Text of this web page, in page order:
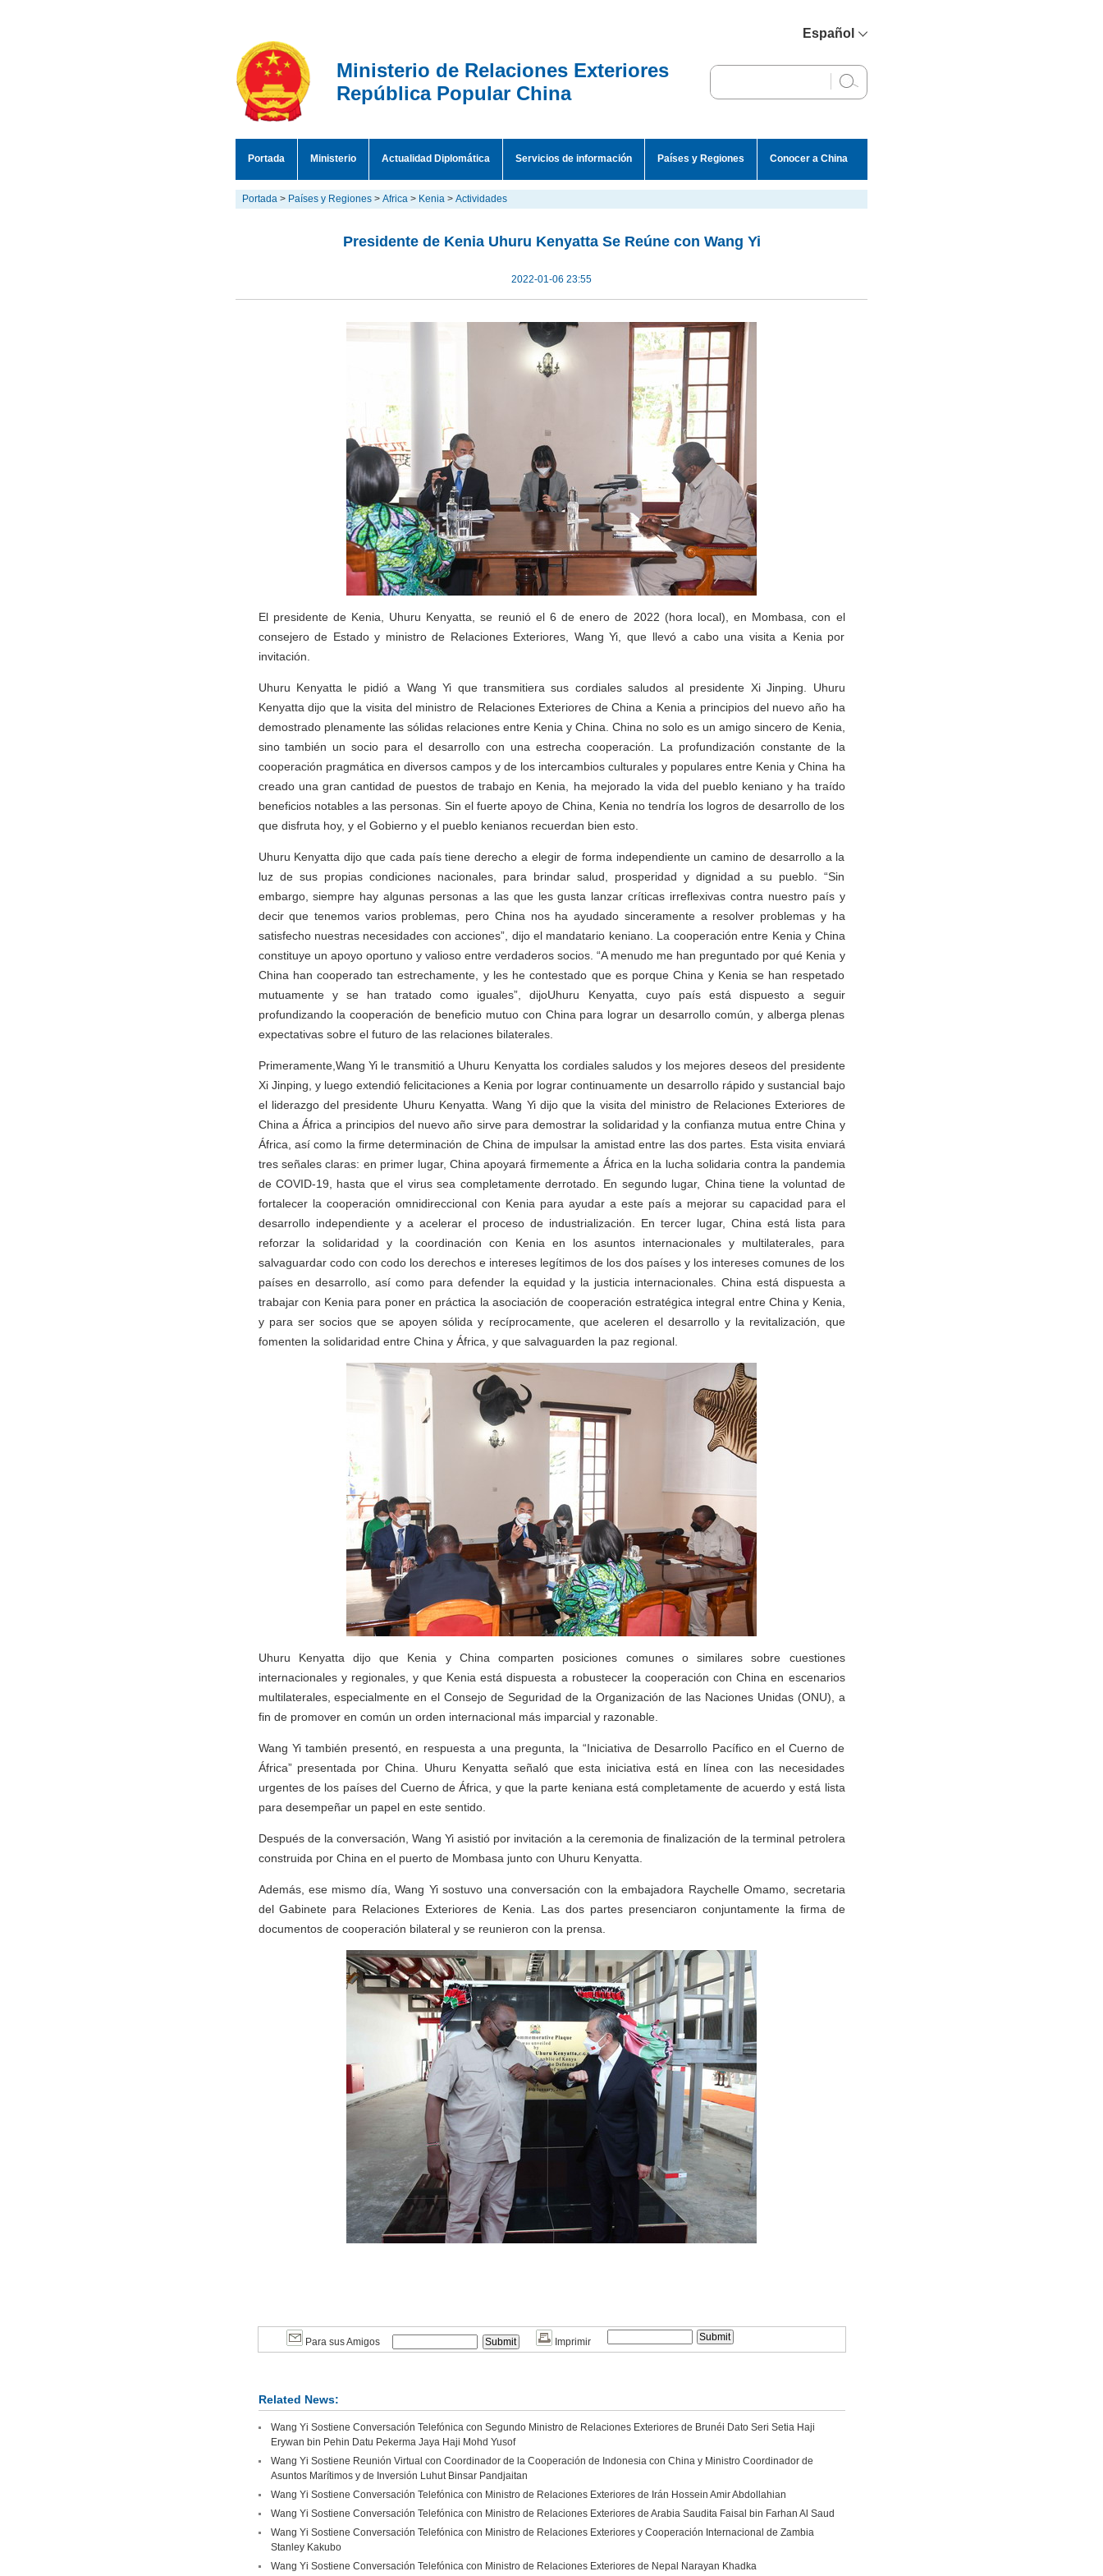
Español
English
Ministerio de Relaciones Exteriores
República Popular China
Portada Ministerio Actualidad Diplomática Servicios de información Países y Regiones Conocer a China
Portada > Países y Regiones > Africa > Kenia > Actividades
Presidente de Kenia Uhuru Kenyatta Se Reúne con Wang Yi
2022-01-06 23:55
El presidente de Kenia, Uhuru Kenyatta, se reunió el 6 de enero de 2022 (hora local), en Mombasa, con el
consejero de Estado y ministro de Relaciones Exteriores, Wang Yi, que llevó a cabo una visita a Kenia por
invitación.
Uhuru Kenyatta le pidió a Wang Yi que transmitiera sus cordiales saludos al presidente Xi Jinping. Uhuru
Kenyatta dijo que la visita del ministro de Relaciones Exteriores de China a Kenia a principios del nuevo año ha
demostrado plenamente las sólidas relaciones entre Kenia y China. China no solo es un amigo sincero de Kenia,
sino también un socio para el desarrollo con una estrecha cooperación. La profundización constante de la
cooperación pragmática en diversos campos y de los intercambios culturales y populares entre Kenia y China ha
creado una gran cantidad de puestos de trabajo en Kenia, ha mejorado la vida del pueblo keniano y ha traído
beneficios notables a las personas. Sin el fuerte apoyo de China, Kenia no tendría los logros de desarrollo de los
que disfruta hoy, y el Gobierno y el pueblo kenianos recuerdan bien esto.
Uhuru Kenyatta dijo que cada país tiene derecho a elegir de forma independiente un camino de desarrollo a la
luz de sus propias condiciones nacionales, para brindar salud, prosperidad y dignidad a su pueblo. “Sin
embargo, siempre hay algunas personas a las que les gusta lanzar críticas irreflexivas contra nuestro país y
decir que tenemos varios problemas, pero China nos ha ayudado sinceramente a resolver problemas y ha
satisfecho nuestras necesidades con acciones”, dijo el mandatario keniano. La cooperación entre Kenia y China
constituye un apoyo oportuno y valioso entre verdaderos socios. “A menudo me han preguntado por qué Kenia y
China han cooperado tan estrechamente, y les he contestado que es porque China y Kenia se han respetado
mutuamente y se han tratado como iguales”, dijoUhuru Kenyatta, cuyo país está dispuesto a seguir
profundizando la cooperación de beneficio mutuo con China para lograr un desarrollo común, y alberga plenas
expectativas sobre el futuro de las relaciones bilaterales.
Primeramente,Wang Yi le transmitió a Uhuru Kenyatta los cordiales saludos y los mejores deseos del presidente
Xi Jinping, y luego extendió felicitaciones a Kenia por lograr continuamente un desarrollo rápido y sustancial bajo
el liderazgo del presidente Uhuru Kenyatta. Wang Yi dijo que la visita del ministro de Relaciones Exteriores de
China a África a principios del nuevo año sirve para demostrar la solidaridad y la confianza mutua entre China y
África, así como la firme determinación de China de impulsar la amistad entre las dos partes. Esta visita enviará
tres señales claras: en primer lugar, China apoyará firmemente a África en la lucha solidaria contra la pandemia
de COVID-19, hasta que el virus sea completamente derrotado. En segundo lugar, China tiene la voluntad de
fortalecer la cooperación omnidireccional con Kenia para ayudar a este país a mejorar su capacidad para el
desarrollo independiente y a acelerar el proceso de industrialización. En tercer lugar, China está lista para
reforzar la solidaridad y la coordinación con Kenia en los asuntos internacionales y multilaterales, para
salvaguardar codo con codo los derechos e intereses legítimos de los dos países y los intereses comunes de los
países en desarrollo, así como para defender la equidad y la justicia internacionales. China está dispuesta a
trabajar con Kenia para poner en práctica la asociación de cooperación estratégica integral entre China y Kenia,
y para ser socios que se apoyen sólida y recíprocamente, que aceleren el desarrollo y la revitalización, que
fomenten la solidaridad entre China y África, y que salvaguarden la paz regional.
Uhuru Kenyatta dijo que Kenia y China comparten posiciones comunes o similares sobre cuestiones
internacionales y regionales, y que Kenia está dispuesta a robustecer la cooperación con China en escenarios
multilaterales, especialmente en el Consejo de Seguridad de la Organización de las Naciones Unidas (ONU), a
fin de promover en común un orden internacional más imparcial y razonable.
Wang Yi también presentó, en respuesta a una pregunta, la “Iniciativa de Desarrollo Pacífico en el Cuerno de
África” presentada por China. Uhuru Kenyatta señaló que esta iniciativa está en línea con las necesidades
urgentes de los países del Cuerno de África, y que la parte keniana está completamente de acuerdo y está lista
para desempeñar un papel en este sentido.
Después de la conversación, Wang Yi asistió por invitación a la ceremonia de finalización de la terminal petrolera
construida por China en el puerto de Mombasa junto con Uhuru Kenyatta.
Además, ese mismo día, Wang Yi sostuvo una conversación con la embajadora Raychelle Omamo, secretaria
del Gabinete para Relaciones Exteriores de Kenia. Las dos partes presenciaron conjuntamente la firma de
documentos de cooperación bilateral y se reunieron con la prensa.
Para sus Amigos Imprimir
Related News:
Wang Yi Sostiene Conversación Telefónica con Segundo Ministro de Relaciones Exteriores de Brunéi Dato Seri Setia Haji
Erywan bin Pehin Datu Pekerma Jaya Haji Mohd Yusof
Wang Yi Sostiene Reunión Virtual con Coordinador de la Cooperación de Indonesia con China y Ministro Coordinador de
Asuntos Marítimos y de Inversión Luhut Binsar Pandjaitan
Wang Yi Sostiene Conversación Telefónica con Ministro de Relaciones Exteriores de Irán Hossein Amir Abdollahian
Wang Yi Sostiene Conversación Telefónica con Ministro de Relaciones Exteriores de Arabia Saudita Faisal bin Farhan Al Saud
Wang Yi Sostiene Conversación Telefónica con Ministro de Relaciones Exteriores y Cooperación Internacional de Zambia
Stanley Kakubo
Wang Yi Sostiene Conversación Telefónica con Ministro de Relaciones Exteriores de Nepal Narayan Khadka